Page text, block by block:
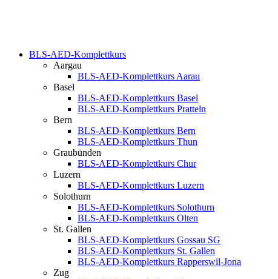
BLS-AED-Komplettkurs
Aargau
BLS-AED-Komplettkurs Aarau
Basel
BLS-AED-Komplettkurs Basel
BLS-AED-Komplettkurs Pratteln
Bern
BLS-AED-Komplettkurs Bern
BLS-AED-Komplettkurs Thun
Graubünden
BLS-AED-Komplettkurs Chur
Luzern
BLS-AED-Komplettkurs Luzern
Solothurn
BLS-AED-Komplettkurs Solothurn
BLS-AED-Komplettkurs Olten
St. Gallen
BLS-AED-Komplettkurs Gossau SG
BLS-AED-Komplettkurs St. Gallen
BLS-AED-Komplettkurs Rapperswil-Jona
Zug